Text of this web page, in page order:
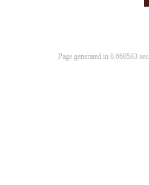
Page generated in 0.660583